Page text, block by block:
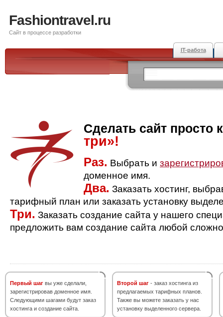
Fashiontravel.ru
Сайт в процессе разработки
IT-работа
Сделать сайт просто
три»!
Раз. Выбрать и
доменное имя.
Два. Заказать хостинг,
тарифный план или заказать установку
Три. Заказать создание сайта у нашего
предложить вам создание сайта любой
Первый шаг вы уже сделали,
зарегистрировав доменное имя.
Следующими шагами будут заказ
хостинга и создание сайта.
Второй шаг - заказ хостинга из
предлагаемых тарифных планов.
Также вы можете заказать у нас
установку выделенного сервера.